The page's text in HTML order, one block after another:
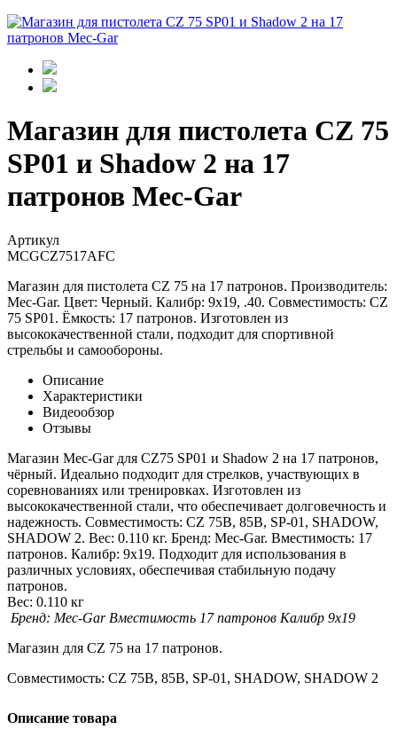
Магазин для пистолета CZ 75
SP01 и Shadow 2 на 17
патронов Mec-Gar
Артикул
MCGCZ7517AFC
Магазин для пистолета CZ 75 на 17 патронов. Производитель:
Mec-Gar. Цвет: Черный. Калибр: 9x19, .40. Совместимость: CZ
75 SP01. Ёмкость: 17 патронов. Изготовлен из
высококачественной стали, подходит для спортивной
стрельбы и самообороны.
Описание
Характеристики
Видеообзор
Отзывы
Магазин Mec-Gar для CZ75 SP01 и Shadow 2 на 17 патронов,
чёрный. Идеально подходит для стрелков, участвующих в
соревнованиях или тренировках. Изготовлен из
высококачественной стали, что обеспечивает долговечность и
надежность. Совместимость: CZ 75B, 85B, SP-01, SHADOW,
SHADOW 2. Вес: 0.110 кг. Бренд: Mec-Gar. Вместимость: 17
патронов. Калибр: 9x19. Подходит для использования в
различных условиях, обеспечивая стабильную подачу
патронов.
Вес: 0.110 кг
Бренд: Mec-GarВместимость 17патронов Калибр 9x19
Магазин для CZ 75 на 17 патронов.
Совместимость: CZ 75B, 85B, SP-01, SHADOW, SHADOW 2
Описание товара